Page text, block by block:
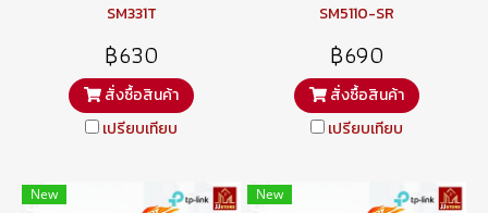
SM331T
฿630
สั่งซื้อสินค้า
เปรียบเทียบ
SM5110-SR
฿690
สั่งซื้อสินค้า
เปรียบเทียบ
New New